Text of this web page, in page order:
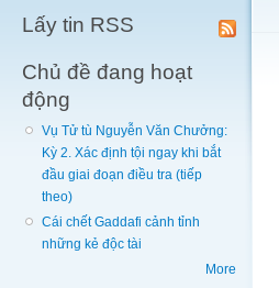
Lấy tin RSS
Chủ đề đang hoạt
động
Vụ Tử tù Nguyễn Văn Chưởng:
Kỳ 2. Xác định tội ngay khi bắt
đầu giai đoạn điều tra (tiếp
theo)
Cái chết Gaddafi cảnh tỉnh
những kẻ độc tài
More